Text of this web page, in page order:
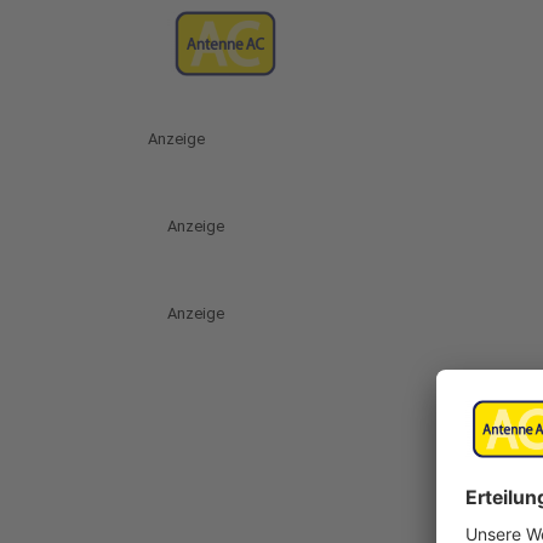
Anzeige
Anzeige
Anzeige